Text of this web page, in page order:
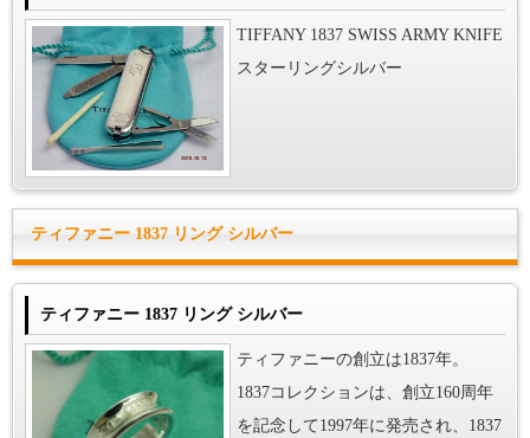
TIFFANY 1837 SWISS ARMY KNIFE
スターリングシルバー
ティファニー 1837 リング シルバー
ティファニー 1837 リング シルバー
ティファニーの創立は1837年。
1837コレクションは、創立160周年
を記念して1997年に発売され、1837